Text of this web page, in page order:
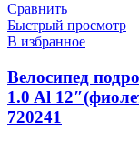
Сравнить
Быстрый просмотр
В избранное
Велосипед
1.0 Al
720241